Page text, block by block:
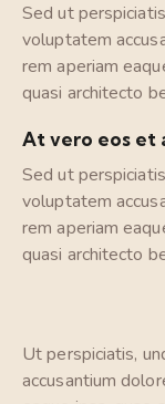
Sed ut
voluptatem
rem aperiam
quasi architecto
At vero eos et
Sed ut
voluptatem
rem aperiam
quasi architecto
Ut perspiciatis,
accusantium